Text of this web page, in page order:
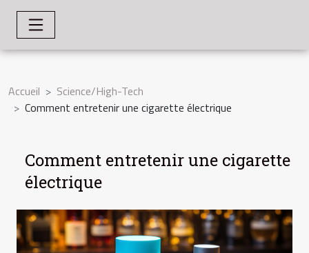
Accueil
Science/High-Tech
Comment entretenir une cigarette électrique
Comment entretenir une cigarette
électrique